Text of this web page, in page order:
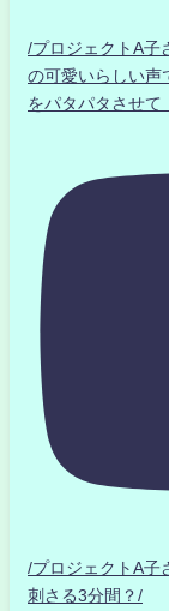
/プロジェクトA
の可愛いらしい
をパタパタさせ
/プロジェクトA
刺さる3分間？/